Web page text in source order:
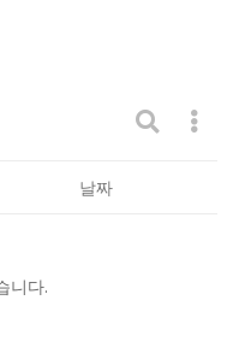
날짜
니다.